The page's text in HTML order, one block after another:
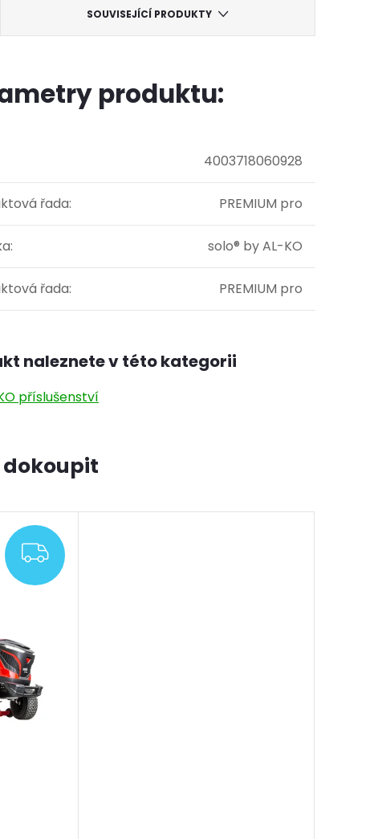
SOUVISEJÍCÍ PRODUKTY
produktu:
4003718060928
řada: PREMIUM pro
: solo® by AL-KO
řada: PREMIUM pro
naleznete v této kategorii
příslušenství
dokoupit
ZDARMA